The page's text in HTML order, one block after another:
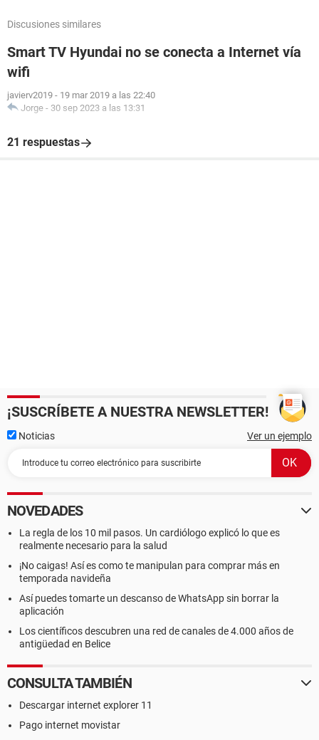
Discusiones similares
Smart TV Hyundai no se conecta a Internet vía
wifi
javierv2019 - 19 mar 2019 a las 22:40
Jorge - 30 sep 2023 a las 13:31
21 respuestas
¡SUSCRÍBETE A NUESTRA NEWSLETTER!
Noticias Ver un ejemplo
NOVEDADES
La regla de los 10 mil pasos. Un cardiólogo explicó lo que es
realmente necesario para la salud
¡No caigas! Así es como te manipulan para comprar más en
temporada navideña
Así puedes tomarte un descanso de WhatsApp sin borrar la
aplicación
Los científicos descubren una red de canales de 4.000 años de
antigüedad en Belice
CONSULTA TAMBIÉN
Descargar internet explorer 11
Pago internet movistar